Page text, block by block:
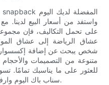
واستفد من أسعار البيع لدينا. مع
على تحمل التكاليف، فإن
عشاق الرياضة إلى عشاق
شخص يبحث عن إضافة إكسسوار
متنوعة من التصميمات
للعثور على ما يناسبك تمامًا.
سناب باك اليوم وارفع من مظهرك بإكسسوار أنيق وعملي.